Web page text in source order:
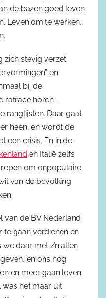
de bazen goed leven
Leven om te werken,
zich stevig verzet
en
bij de
ratrace horen –
ranglijsten. Daar gaat
heen, en wordt de
een crisis. En in de
en Italië zelfs
om onpopulaire
van de bevolking
van de BV Nederland
te gaan verdienen en
daar met z’n allen
en ons nog
en meer gaan leven
was het maar uit